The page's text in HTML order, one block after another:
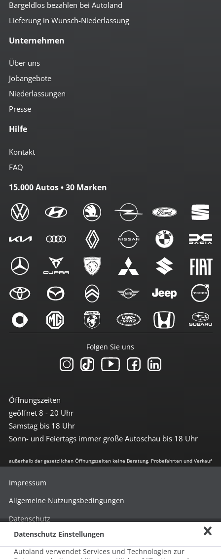
Bargeldlos bezahlen bei Autoland
Lieferung in Wunsch-Niederlassung
Unternehmen
Über uns
Jobangebote
Niederlassungen
Presse
Hilfe
Kontakt
FAQ
15.000 Autos • 30 Marken
Öffnungszeiten
geöffnet 8 - 20 Uhr
Samstag bis 18 Uhr
Sonn- und Feiertags immer große Autoschau bis 18 Uhr
Folgen Sie uns
außerhalb der gesetzlichen Öffnungszeiten keine Beratung, Probefahrten und Verkauf
Impressum
Allgemeine Nutzungsbedingungen
Datenschutz
Hinweisgebersystem nach HinSchG
Beschwerde nach LkSG
Datenschutz Einstellungen
Autoland verwendet Services und Technologien zur